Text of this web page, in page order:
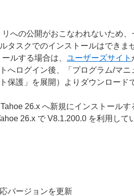
への公開がおこなわれないため、
タスクでのインストールはできま
ルする場合は、 ユーザーズサイト
へログイン後、「プログラム/マ
保護」を展開）よりダウンロード
26.x へ新規にインストール
26.x で V8.1.200.0 を利用し
バージョンを更新